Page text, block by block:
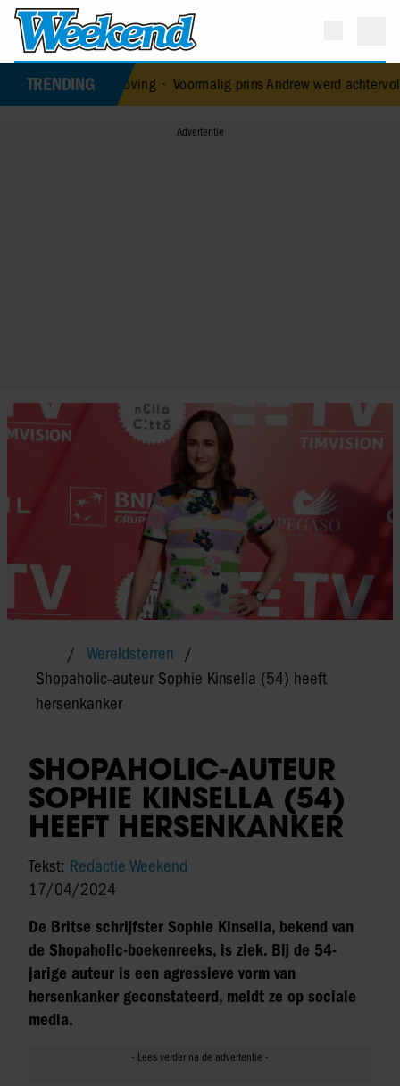
TRENDING
verloving• Voormalig prins Andrew werd achtervolgd door
Wereldsterren
Shopaholic-auteur Sophie Kinsella (54) heeft
hersenkanker
SHOPAHOLIC-AUTEUR
SOPHIE KINSELLA (54)
HEEFT HERSENKANKER
Tekst: Redactie Weekend
17/04/2024
De Britse schrijfster Sophie Kinsella, bekend van
de Shopaholic-boekenreeks, is ziek. Bij de 54-
jarige auteur is een agressieve vorm van
hersenkanker geconstateerd, meldt ze op sociale
media.